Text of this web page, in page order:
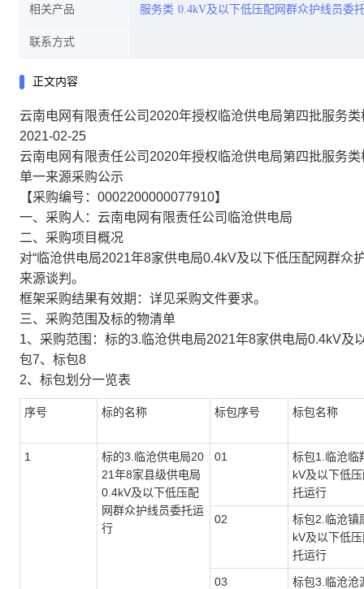
相关产品 服务类 0.4kV及以下低压配网群众护线员委
联系方式
正文内容
云南电网有限责任公司2020年授权临沧供电局第四批服务
2021-02-25
云南电网有限责任公司2020年授权临沧供电局第四批服务
单一来源采购公示
【采购编号：0002200000077910】
一、采购人：云南电网有限责任公司临沧供电局
二、采购项目概况
对“临沧供电局2021年8家供电局0.4kV及以下低压配网群
来源谈判。
框架采购结果有效期：详见采购文件要求。
三、采购范围及标的物清单
1、采购范围：标的3.临沧供电局2021年8家供电局0.4kV
包7、标包8
2、标包划分一览表
序号 标的名称 标包序号 标包名称
1
标的3.临沧供电局20
21年8家县级供电局
0.4kV及以下低压配
网群众护线员委托运
行
01
标包1.临沧临
kV及以下低
托运行
02
标包2.临沧镇
kV及以下低
托运行
03
标包3.临沧沧